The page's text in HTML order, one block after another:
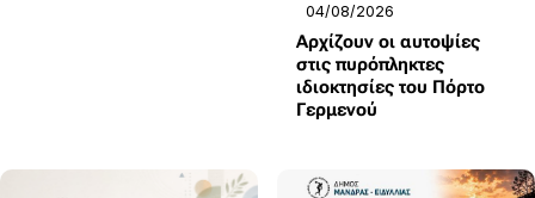
04/08/2026
Αρχίζουν οι αυτοψίες
στις πυρόπληκτες
ιδιοκτησίες του Πόρτο
Γερμενού